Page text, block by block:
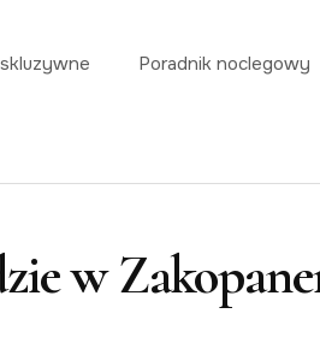
Poradnik noclegowy
w